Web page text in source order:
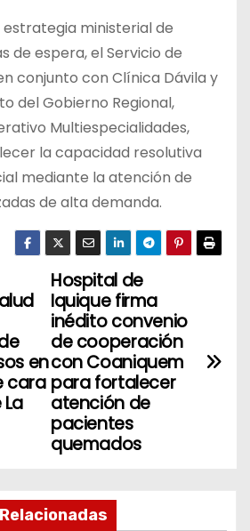
estrategia ministerial de
de espera, el Servicio de
conjunto con Clínica Dávila y
del Gobierno Regional,
Multiespecialidades,
la capacidad resolutiva
mediante la atención de
de alta demanda.
Hospital de
Iquique firma
inédito convenio
de cooperación
con Coaniquem
para fortalecer
atención de
pacientes
quemados
en
cara